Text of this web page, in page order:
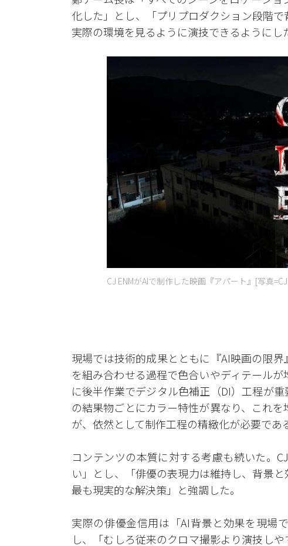
化した」とし、「プリプロダクション段階
実際の環境を見るように演技できるようにし
CJ ENMがAIで制作した映画『アパート』[写真=CJ
現場では技術的成果とともに『AI映画の限
を組み合わせる過程で色合いやディテール
に後半作業でデジタル色補正（DI）工程が
の結果物ごとにカラー特性が異なり、これ
が、依然として制作工程の精緻化が必要であ
コンテンツの本質に対する考慮も続いた。
い」とし、「俳優の表現力は維持し、背景
最も現実的な解決策」と強調した。
実際の俳優金信用は「AI背景と効果を現場
し、「むしろ従来のクロマ撮影より演技し